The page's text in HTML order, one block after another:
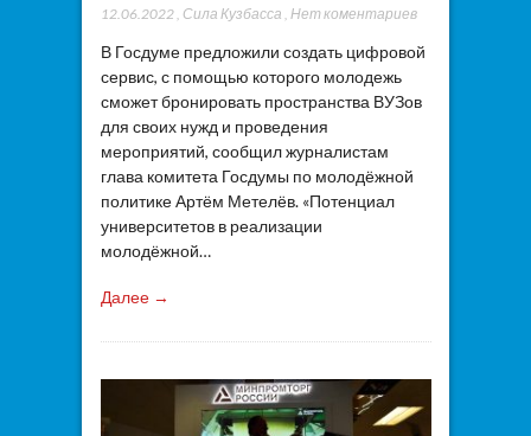
12.06.2022, Сила Кузбасса Нет коментариев
В Госдуме предложили создать цифровой
сервис, с помощью которого молодежь
сможет бронировать пространства ВУЗов
для своих нужд и проведения
мероприятий, сообщил журналистам
глава комитета Госдумы по молодёжной
политике Артём Метелёв. «Потенциал
университетов в реализации
молодёжной…
Далее →